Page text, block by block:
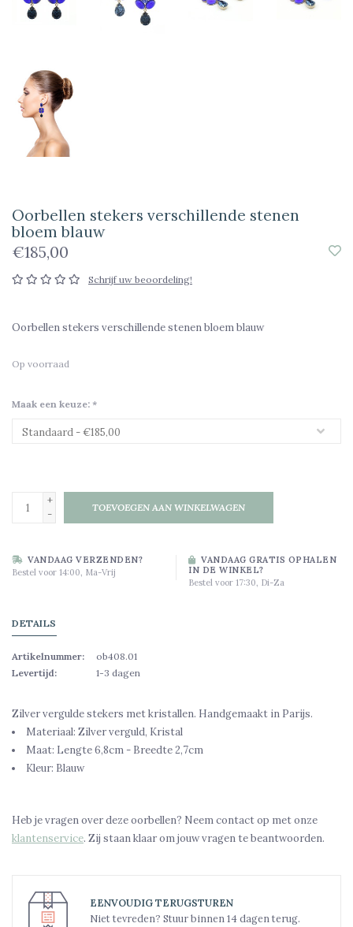
Oorbellen stekers verschillende stenen
bloem blauw
€185,00
Schrijf uw beoordeling!
Oorbellen stekers verschillende stenen bloem blauw
Op voorraad
Maak een keuze: *
+
-
TOEVOEGEN AAN WINKELWAGEN
VANDAAG VERZENDEN?
Bestel voor 14:00, Ma-Vrij
VANDAAG GRATIS OPHALEN
IN DE WINKEL?
Bestel voor 17:30, Di-Za
DETAILS
Artikelnummer:
ob408.01
Levertijd:
1-3 dagen
Zilver vergulde stekers met kristallen. Handgemaakt in Parijs.
Materiaal: Zilver verguld, Kristal
Maat: Lengte 6,8cm - Breedte 2,7cm
Kleur: Blauw
Heb je vragen over deze oorbellen? Neem contact op met onze
klantenservice. Zij staan klaar om jouw vragen te beantwoorden.
EENVOUDIG TERUGSTUREN
Niet tevreden? Stuur binnen 14 dagen terug.